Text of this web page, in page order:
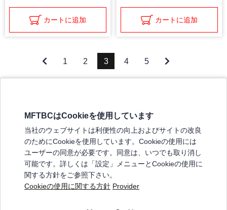
カートに追加 カートに追加
1 2 3 4 5
弊社の製品について
販売店リスト
よくある質問 / お問い合わせ
特定商取引法に基づく表記
MFTBCはCookieを使用しています
当社のウェブサイトは利便性の向上およびサイトの改良
のためにCookieを使用しています。Cookieの使用には
ユーザーの同意が必要です。同意は、いつでも取り消し
可能です。詳しくは「設定」メニューとCookieの使用に
関する方針をご参照下さい。
Cookieの使用に関する方針 Provider